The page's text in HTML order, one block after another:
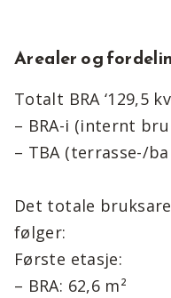
Arealer og
Totalt BRA ‘129,5
– BRA-i (internt
– TBA (terrasse-/
Det totale
følger:
Første etasje:
– BRA: 62,6 m²